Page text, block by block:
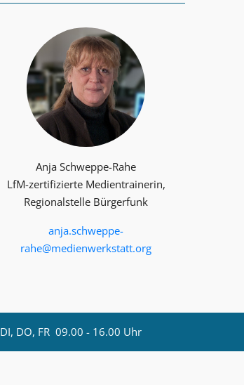
Anja Schweppe-Rahe
LfM-zertifizierte Medientrainerin,
Regionalstelle Bürgerfunk
anja.schweppe-
rahe@medienwerkstatt.org
DI, DO, FR 09.00 - 16.00 Uhr